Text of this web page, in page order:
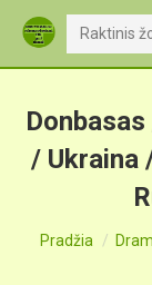
Search:
/ Ukraina
You are here:
Pradžia